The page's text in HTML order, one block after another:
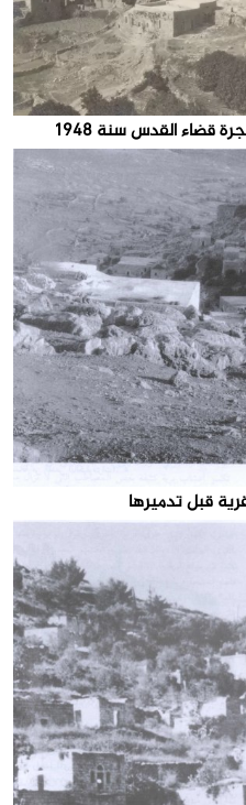
قضاء القدس سنة 1948
قبل تدميرها